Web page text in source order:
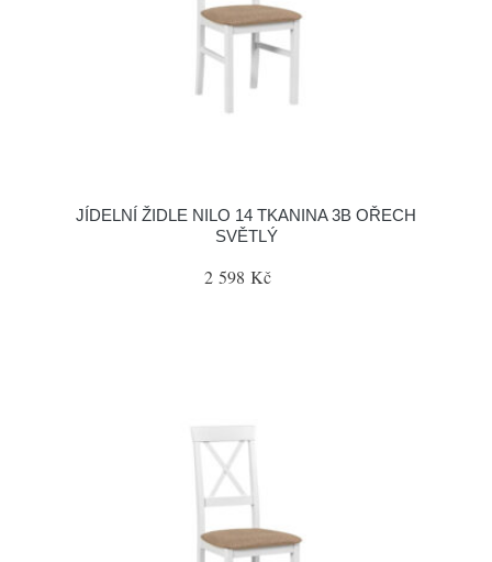
JÍDELNÍ ŽIDLE NILO 14 TKANINA 3B OŘECH
SVĚTLÝ
2 598 Kč